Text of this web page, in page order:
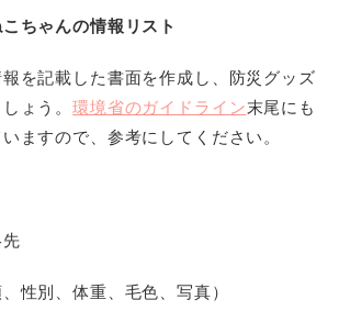
ちゃんの情報リスト
を記載した書面を作成し、防災グッズ
ょう。環境省のガイドライン末尾にも
ますので、参考にしてください。
先
性別、体重、毛色、写真）